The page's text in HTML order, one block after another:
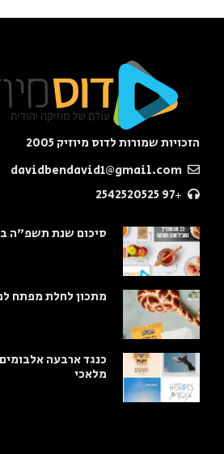
הזכויות שמורות לדוס מיוזיק 2005
+97 2542520525
סיכום שנת תשפ"ה
מתכון לחלת מפתח
כנגד ארבעה
מלאכי